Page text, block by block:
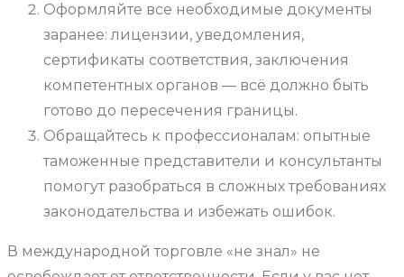
Оформляйте все необходимые документы
заранее: лицензии, уведомления,
сертификаты соответствия, заключения
компетентных органов — всё должно быть
готово до пересечения границы.
Обращайтесь к профессионалам: опытные
таможенные представители и консультанты
помогут разобраться в сложных требованиях
законодательства и избежать ошибок.
В международной торговле «не знал» не